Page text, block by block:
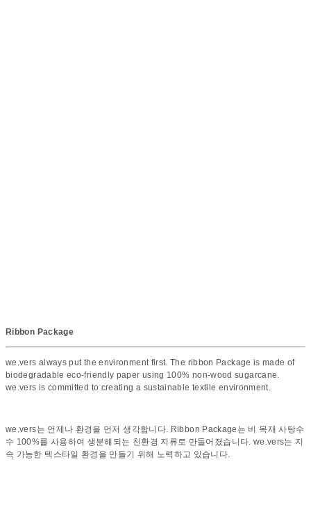
Ribbon Package
we.vers always put the environment first. The ribbon Package is made of
biodegradable eco-friendly paper using 100% non-wood sugarcane.
we.vers is committed to creating a sustainable textile environment.
we.vers는 언제나 환경을 먼저 생각합니다. Ribbon Package는 비 목재 사탕수
수 100%를 사용하여 생분해되는 친환경 지류로 만들어졌습니다. we.vers는 지
속 가능한 텍스타일 환경을 만들기 위해 노력하고 있습니다.